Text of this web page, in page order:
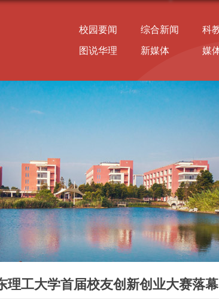
校园要闻 综合新闻 科
图说华理 新媒体 媒
理工大学首届校友创新创业大赛落幕